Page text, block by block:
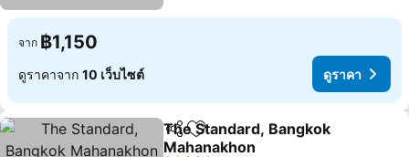
จาก ฿1,150
ดูราคาจาก 10 เว็บไซต์ ดูราคา
แชร์ เพิ่มในรายการโปรด
The Standard, Bangkok
Mahanakhon